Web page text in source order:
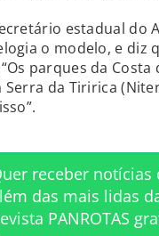
estadual do
o modelo, e diz
parques da Costa
Serra da Tiririca
receber notícias
das mais lidas
PANROTAS